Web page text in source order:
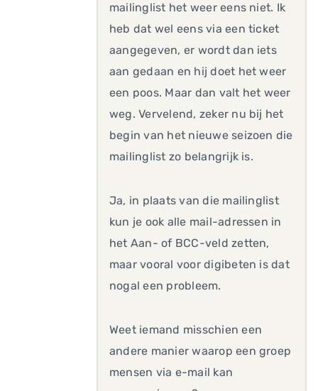
mailinglist het weer eens niet. Ik
heb dat wel eens via een ticket
aangegeven, er wordt dan iets
aan gedaan en hij doet het weer
een poos. Maar dan valt het weer
weg. Vervelend, zeker nu bij het
begin van het nieuwe seizoen die
mailinglist zo belangrijk is.
Ja, in plaats van die mailinglist
kun je ook alle mail-adressen in
het Aan- of BCC-veld zetten,
maar vooral voor digibeten is dat
nogal een probleem.
Weet iemand misschien een
andere manier waarop een groep
mensen via e-mail kan